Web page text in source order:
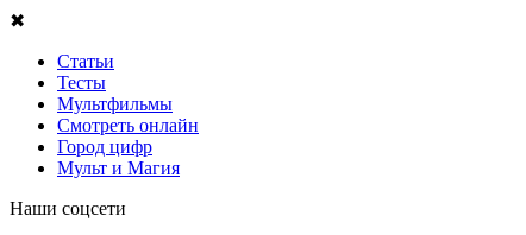
✖
Статьи
Тесты
Мультфильмы
Смотреть онлайн
Город цифр
Мульт и Магия
Наши соцсети